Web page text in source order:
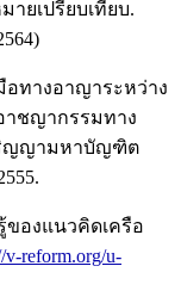
ยเปรียบเทียบ.
ทางอาญาระหว่าง
าชญากรรมทาง
ริญญามหาบัญฑิต
องแนวคิดเครือ
v-reform.org/u-